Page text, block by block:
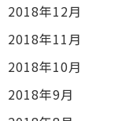
2018年12月
2018年11月
2018年10月
2018年9月